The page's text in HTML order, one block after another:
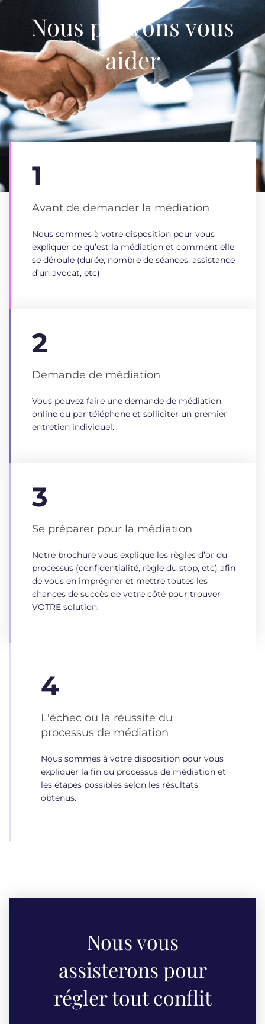
Nous pouvons vous
aider
1
Avant de demander la médiation
Nous sommes à votre disposition pour vous
expliquer ce qu’est la médiation et comment elle
se déroule (durée, nombre de séances, assistance
d’un avocat, etc)
2
Demande de médiation
Vous pouvez faire une demande de médiation
online ou par téléphone et solliciter un premier
entretien individuel.
3
Se préparer pour la médiation
Notre brochure vous explique les règles d’or du
processus (confidentialité, règle du stop, etc) afin
de vous en imprégner et mettre toutes les
chances de succès de votre côté pour trouver
VOTRE solution.
4
L'échec ou la réussite du
processus de médiation
Nous sommes à votre disposition pour vous
expliquer la fin du processus de médiation et
les étapes possibles selon les résultats
obtenus.
Nous vous
assisterons pour
régler tout conflit